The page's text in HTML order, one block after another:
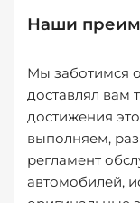
Наши
Мы заботимся
доставлял вам
достижения
выполняем,
регламент
автомобилей,